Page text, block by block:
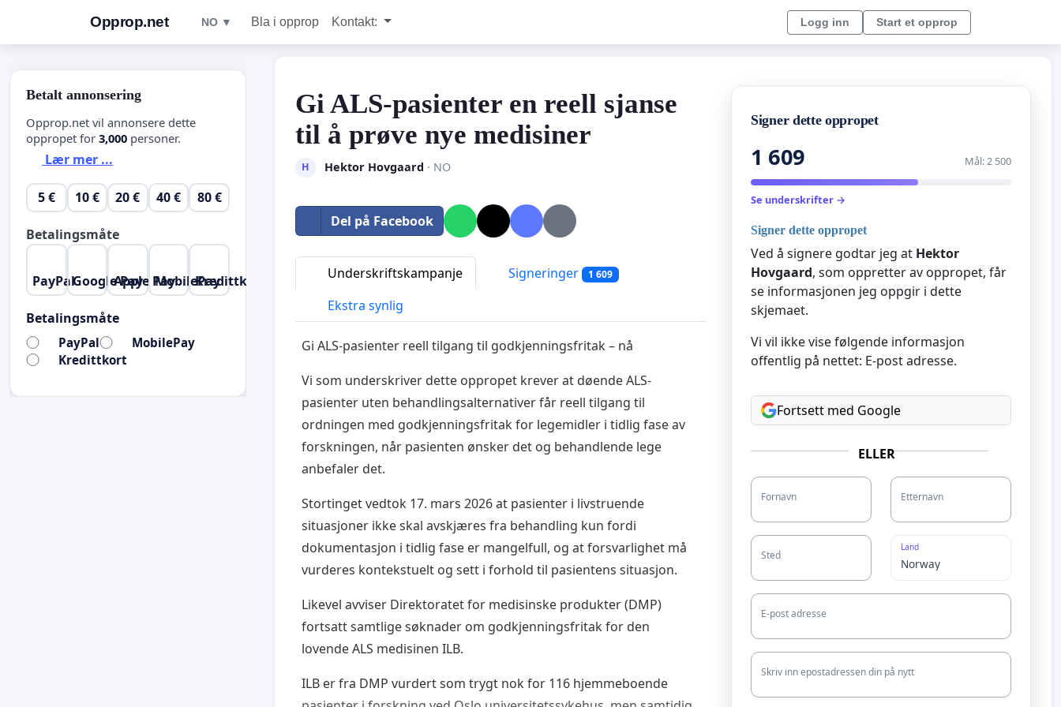
Opprop.net NO ▼ Bla i opprop Kontakt: Logg inn Start et opprop
Gi ALS-pasienter en reell sjanse
til å prøve nye medisiner
H Hektor Hovgaard · NO
Del på Facebook
Underskriftskampanje Signeringer 1 609
Ekstra synlig
Gi ALS-pasienter reell tilgang til godkjenningsfritak – nå
Vi som underskriver dette oppropet krever at døende ALS-
pasienter uten behandlingsalternativer får reell tilgang til
ordningen med godkjenningsfritak for legemidler i tidlig fase av
forskningen, når pasienten ønsker det og behandlende lege
anbefaler det.
Stortinget vedtok 17. mars 2026 at pasienter i livstruende
situasjoner ikke skal avskjæres fra behandling kun fordi
dokumentasjon i tidlig fase er mangelfull, og at forsvarlighet må
vurderes kontekstuelt og sett i forhold til pasientens situasjon.
Likevel avviser Direktoratet for medisinske produkter (DMP)
fortsatt samtlige søknader om godkjenningsfritak for den
lovende ALS medisinen ILB.
ILB er fra DMP vurdert som trygt nok for 116 hjemmeboende
Signer dette oppropet
1 609 Mål: 2 500
Se underskrifter →
Signer dette oppropet
Ved å signere godtar jeg at Hektor
Hovgaard, som oppretter av oppropet, får
se informasjonen jeg oppgir i dette
skjemaet.
Vi vil ikke vise følgende informasjon
offentlig på nettet: E-post adresse.
Fortsett med Google
ELLER
Fornavn Etternavn
Sted
Land
E-post adresse
Skriv inn epostadressen din på nytt
Betalt annonsering
Opprop.net vil annonsere dette
oppropet for 3,000 personer.
Lær mer ...
5 € 10 € 20 € 40 € 80 €
Betalingsmåte
PayPalGoogle PayApple PayMobilePayKredittkort
Betalingsmåte
PayPal
MobilePay
Kredittkort